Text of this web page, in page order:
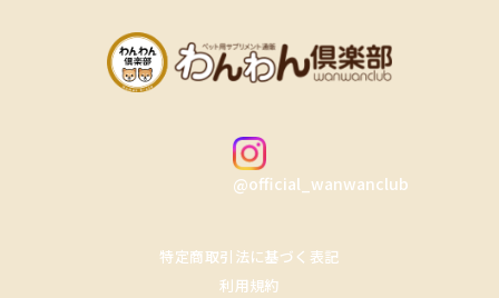
@official_wanwanclub
特定商取引法に基づく表記
利用規約